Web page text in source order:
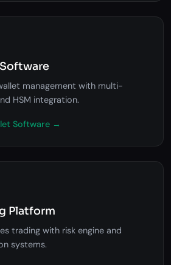
management with multi-
HSM integration.
Software →
Platform
trading with risk engine and
systems.